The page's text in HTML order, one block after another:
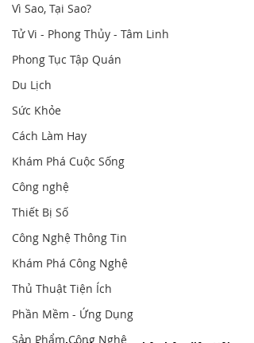
Vì Sao, Tại Sao?
Tử Vi - Phong Thủy - Tâm Linh
Phong Tục Tập Quán
Du Lịch
Sức Khỏe
Cách Làm Hay
Khám Phá Cuộc Sống
Công nghệ
Thiết Bị Số
Công Nghệ Thông Tin
Khám Phá Công Nghệ
Thủ Thuật Tiện Ích
Phần Mềm - Ứng Dụng
Sản Phẩm Công Nghệ